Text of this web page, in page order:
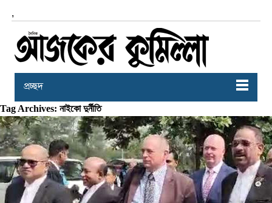
,
প্রচ্ছদ
Tag Archives: নাইকো দুর্নীতি